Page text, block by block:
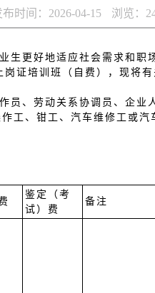
布时间：2026-04-15 浏览：
生更好地适应社会需求和职
证培训班（自费），现将
员、劳动关系协调员、企
工、钳工、汽车维修工或
鉴定（考
试）费
备注